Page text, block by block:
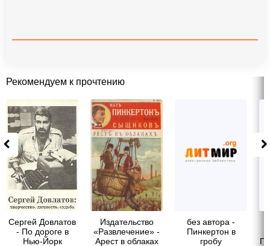
Рекомендуем к прочтению
Сергей Довлатов
- По дороге в
Нью-Йорк
Издательство
«Развлечение» -
Арест в облаках
без автора -
Пинкертон в
гробу